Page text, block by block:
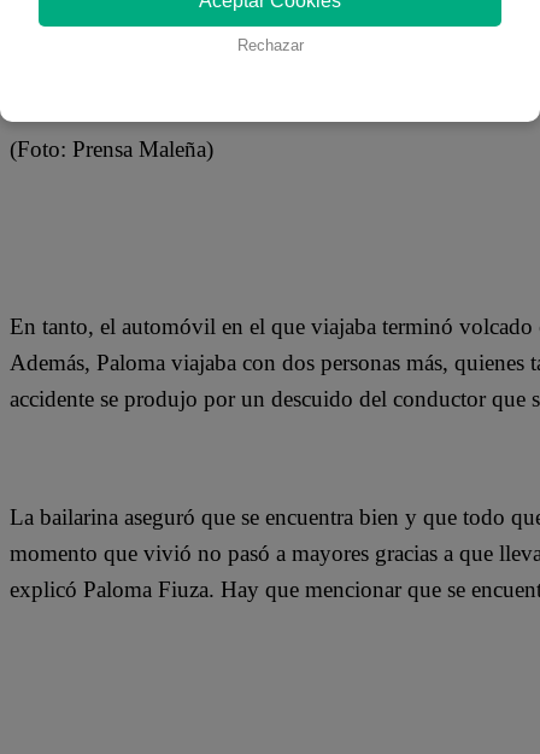
los pobladores de la zona.
(Foto: Prensa Maleña)
En tanto, el automóvil en el que viajaba terminó volcado
Además, Paloma viajaba con dos personas más,
accidente se produjo por un descuido del conductor que
La bailarina aseguró que se encuentra bien y que todo
momento que vivió no pasó a mayores gracias a que
explicó Paloma Fiuza. Hay que mencionar que se
Rechazar